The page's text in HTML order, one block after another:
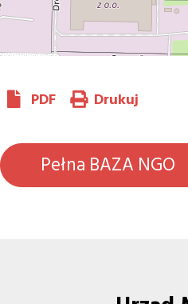
PDF Drukuj
Pełna BAZA NGO